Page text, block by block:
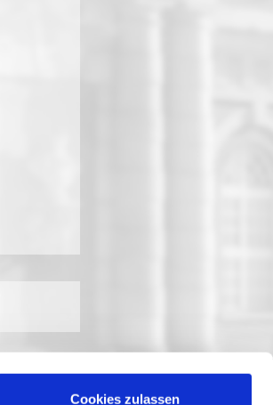
Cookies zulassen